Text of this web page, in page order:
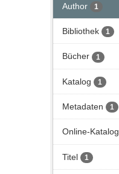
Author 1
Bibliothek 1
Bücher 1
Katalog 1
Metadaten 1
Online-Katalog
Titel 1